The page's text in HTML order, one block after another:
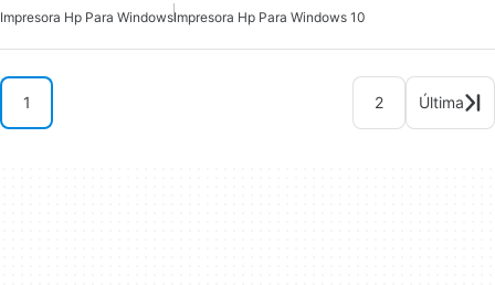
Impresora Hp Para WindowsImpresora Hp Para Windows 10
1 2 Última